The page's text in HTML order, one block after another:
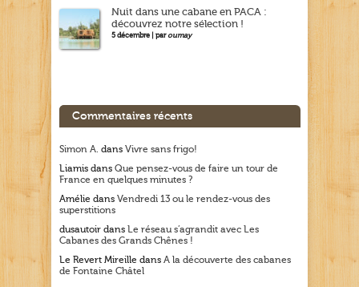
Nuit dans une cabane en PACA :
découvrez notre sélection !
5 décembre | paroumay
Commentaires récents
Simon A. dans Vivre sans frigo!
Liamis dans Que pensez-vous de faire un tour de
France en quelques minutes ?
Amélie dans Vendredi 13 ou le rendez-vous des
superstitions
dusautoir dans Le réseau s’agrandit avec Les
Cabanes des Grands Chênes !
Le Revert Mireille dans A la découverte des cabanes
de Fontaine Châtel